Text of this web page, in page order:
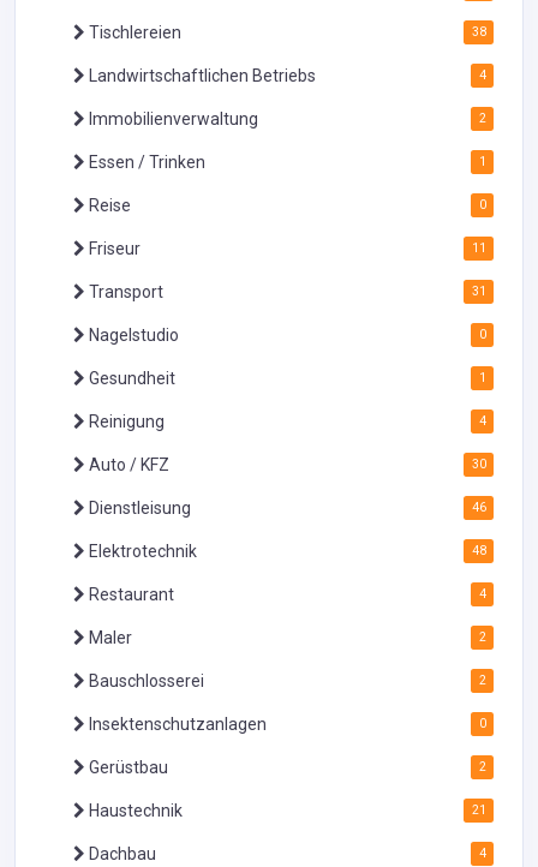
Tischlereien 38
Landwirtschaftlichen Betriebs 4
Immobilienverwaltung 2
Essen / Trinken 1
Reise 0
Friseur 11
Transport 31
Nagelstudio 0
Gesundheit 1
Reinigung 4
Auto / KFZ 30
Dienstleisung 46
Elektrotechnik 48
Restaurant 4
Maler 2
Bauschlosserei 2
Insektenschutzanlagen 0
Gerüstbau 2
Haustechnik 21
Dachbau 4